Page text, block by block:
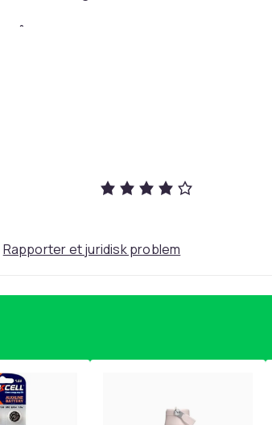
å installere og justere til
22 mm
Rapporter et juridisk problem